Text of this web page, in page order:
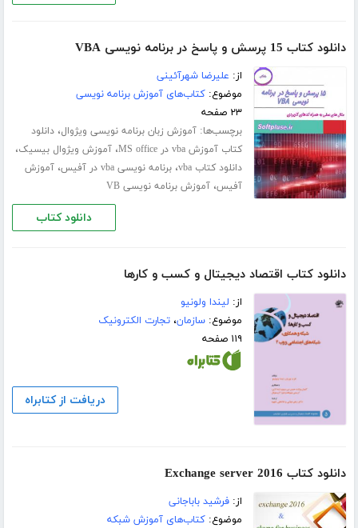
دانلود کتاب 15 پرسش و پاسخ در برنامه نویسی VBA
از: علیرضا شهرآئینی
موضوع:کتاب‌های آموزش برنامه نویسی
۲۳ صفحه
برچسب‌ها:آموزش زبان برنامه نویسی ویژوال،دانلود
کتاب آموزش vba در MS office
،آموزش ویژوال بیسیک،
دانلود کتاب vba ،برنامه نویسی vba در آفیس ،آموزش
آفیس،آموزش برنامه نویسی VB
دانلود کتاب
دانلود کتاب اقتصاد دیجیتال و کسب و کارها
از: لیندا ولونیو
موضوع:سازمان،تجارت الکترونیک
۱۱۹ صفحه
دریافت از کتابراه
دانلود کتاب Exchange server 2016
از:فرشید باباجانی
موضوع:کتاب‌های آموزش شبکه